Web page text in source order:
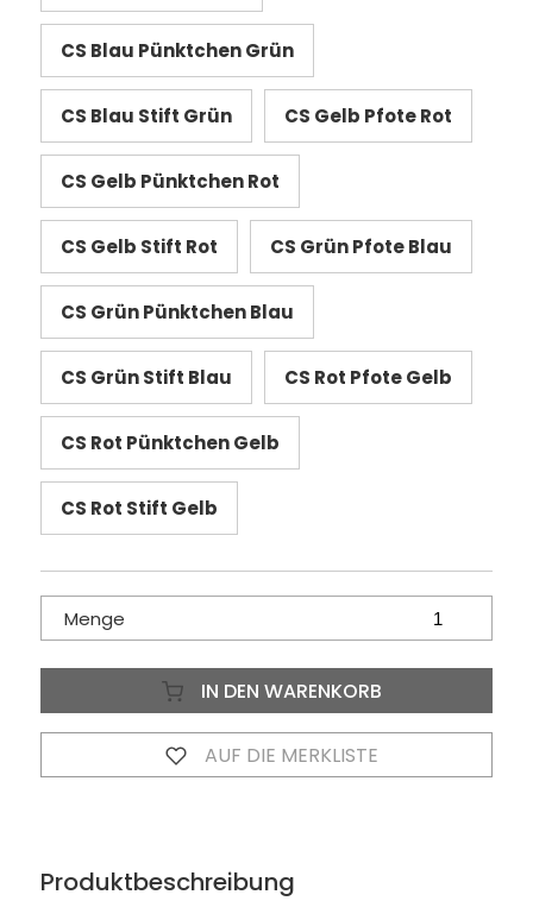
CS Blau Pünktchen Grün
CS Blau Stift Grün CS Gelb Pfote Rot
CS Gelb Pünktchen Rot
CS Gelb Stift Rot CS Grün Pfote Blau
CS Grün Pünktchen Blau
CS Grün Stift Blau CS Rot Pfote Gelb
CS Rot Pünktchen Gelb
CS Rot Stift Gelb
Menge
IN DEN WARENKORB
AUF DIE MERKLISTE
Produktbeschreibung